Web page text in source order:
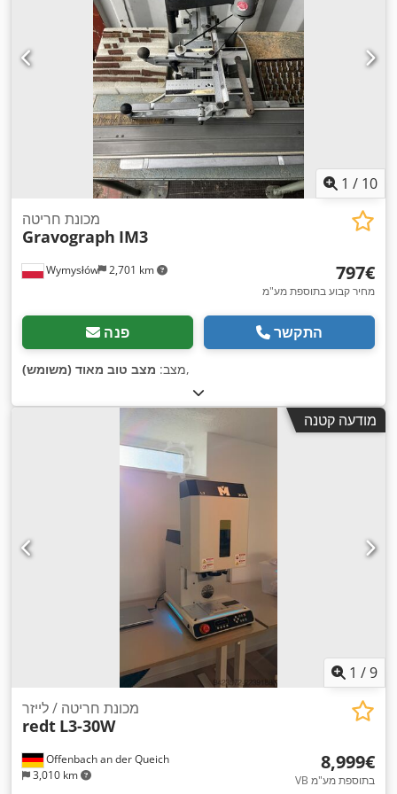
1 / 10
Wymysłów 2,701 km
מכונת חריטה
Gravograph IM3
‏797 ‏€
מחיר קבוע בתוספת מע"מ
פנה התקשר
מצב: מצב טוב מאוד (משומש) ,
מודעה קטנה
1 /9
Offenbach an der Queich
3,010 km
מכונת חריטה / לייזר
redt L3-30W
‏8,999 ‏€
VB בתוספת מע"מ